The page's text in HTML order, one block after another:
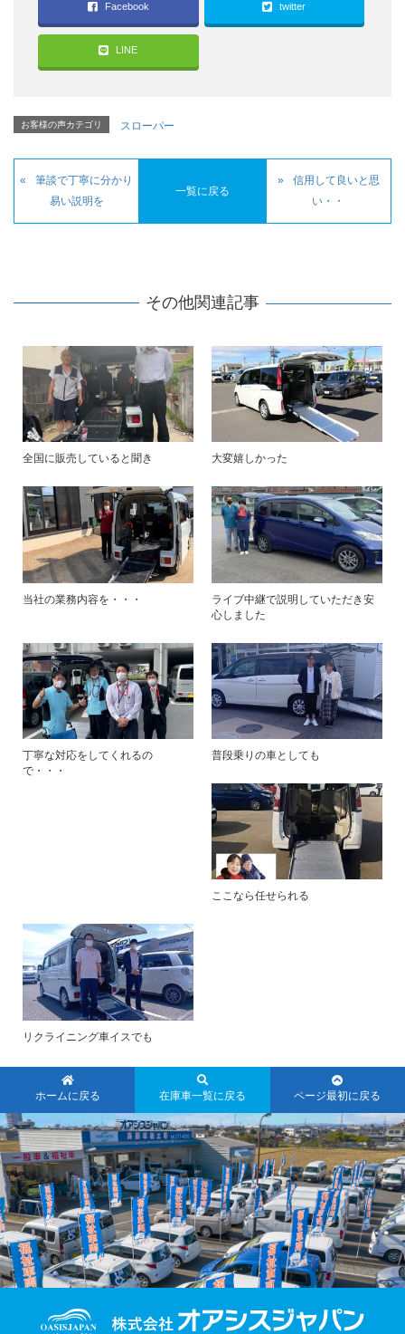
Facebook twitter
LINE
お客様の声カテゴリ スローパー
筆談で丁寧に分かり
易い説明を
一覧に戻る
信用して良いと思
い・・
その他関連記事
全国に販売していると聞き 大変嬉しかった
当社の業務内容を・・・
ライブ中継で説明していただき安
心しました
丁寧な対応をしてくれるの
で・・・
普段乗りの車としても
ここなら任せられる
リクライニング車イスでも
ホームに戻る 在庫車一覧に戻る ページ最初に戻る